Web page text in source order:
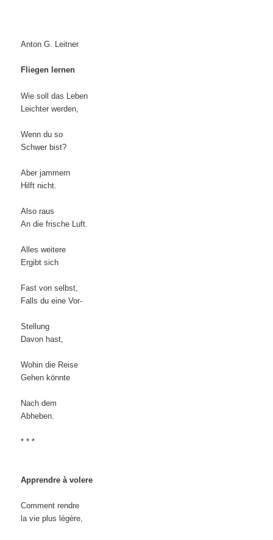
Anton G. Leitner
Fliegen lernen
Wie soll das Leben
Leichter werden,
Wenn du so
Schwer bist?
Aber jammern
Hilft nicht.
Also raus
An die frische Luft.
Alles weitere
Ergibt sich
Fast von selbst,
Falls du eine Vor-
Stellung
Davon hast,
Wohin die Reise
Gehen könnte
Nach dem
Abheben.
* * *
Apprendre à volere
Comment rendre
la vie plus légère,